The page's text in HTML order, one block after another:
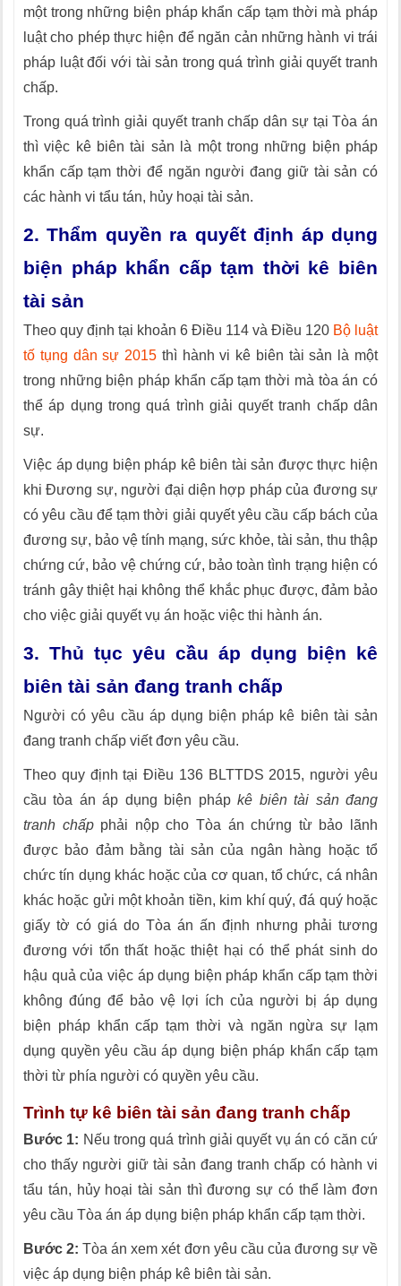
một trong những biện pháp khẩn cấp tạm thời mà pháp
luật cho phép thực hiện để ngăn cản những hành vi trái
pháp luật đối với tài sản trong quá trình giải quyết tranh
chấp.
Trong quá trình giải quyết tranh chấp dân sự tại Tòa án
thì việc kê biên tài sản là một trong những biện pháp
khẩn cấp tạm thời để ngăn người đang giữ tài sản có
các hành vi tẩu tán, hủy hoại tài sản.
2. Thẩm quyền ra quyết định áp dụng
biện pháp khẩn cấp tạm thời kê biên
tài sản
Theo quy định tại khoản 6 Điều 114 và Điều 120 Bộ luật
tố tụng dân sự 2015 thì hành vi kê biên tài sản là một
trong những biện pháp khẩn cấp tạm thời mà tòa án có
thể áp dụng trong quá trình giải quyết tranh chấp dân
sự.
Việc áp dụng biện pháp kê biên tài sản được thực hiện
khi Đương sự, người đại diện hợp pháp của đương sự
có yêu cầu để tạm thời giải quyết yêu cầu cấp bách của
đương sự, bảo vệ tính mạng, sức khỏe, tài sản, thu thập
chứng cứ, bảo vệ chứng cứ, bảo toàn tình trạng hiện có
tránh gây thiệt hại không thể khắc phục được, đảm bảo
cho việc giải quyết vụ án hoặc việc thi hành án.
3. Thủ tục yêu cầu áp dụng biện kê
biên tài sản đang tranh chấp
Người có yêu cầu áp dụng biện pháp kê biên tài sản
đang tranh chấp viết đơn yêu cầu.
Theo quy định tại Điều 136 BLTTDS 2015, người yêu
cầu tòa án áp dụng biện phápkê biên tài sản đang
tranh chấpphải nộp cho Tòa án chứng từ bảo lãnh
được bảo đảm bằng tài sản của ngân hàng hoặc tổ
chức tín dụng khác hoặc của cơ quan, tổ chức, cá nhân
khác hoặc gửi một khoản tiền, kim khí quý, đá quý hoặc
giấy tờ có giá do Tòa án ấn định nhưng phải tương
đương với tổn thất hoặc thiệt hại có thể phát sinh do
hậu quả của việc áp dụng biện pháp khẩn cấp tạm thời
không đúng để bảo vệ lợi ích của người bị áp dụng
biện pháp khẩn cấp tạm thời và ngăn ngừa sự lạm
dụng quyền yêu cầu áp dụng biện pháp khẩn cấp tạm
thời từ phía người có quyền yêu cầu.
Trình tự kê biên tài sản đang tranh chấp
Bước 1: Nếu trong quá trình giải quyết vụ án có căn cứ
cho thấy người giữ tài sản đang tranh chấp có hành vi
tẩu tán, hủy hoại tài sản thì đương sự có thể làm đơn
yêu cầu Tòa án áp dụng biện pháp khẩn cấp tạm thời.
Bước 2: Tòa án xem xét đơn yêu cầu của đương sự về
việc áp dụng biện pháp kê biên tài sản.